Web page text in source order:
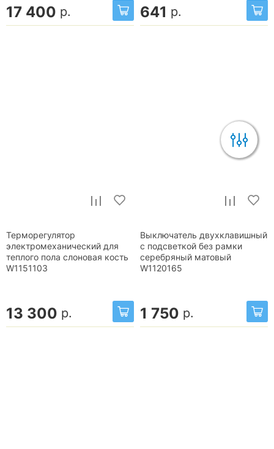
17 400 р. 641 р.
Терморегулятор
электромеханический для
теплого пола слоновая кость
W1151103
13 300 р.
Выключатель двухклавишный
с подсветкой без рамки
серебряный матовый
W1120165
1 750 р.